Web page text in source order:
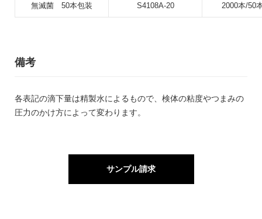
無滅菌 50本包装 S4108A-20 2000本/50
備考
各表記の滴下量は精製水によるもので、検体の粘度やつまみの
圧力のかけ方によって変わります。
サンプル請求